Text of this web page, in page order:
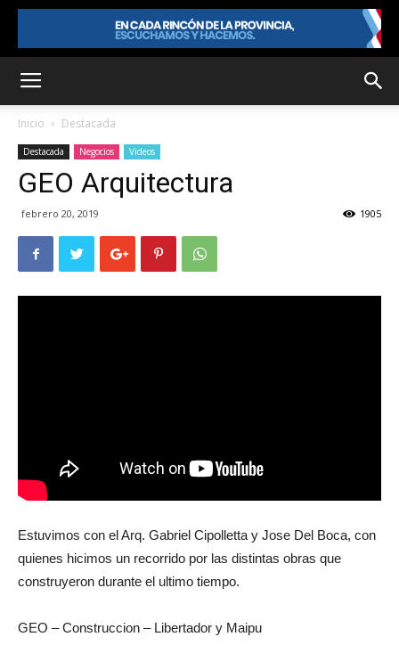
Inicio Destacada
Destacada Negocios Videos
GEO Arquitectura
febrero 20, 2019 1905
Estuvimos con el Arq. Gabriel Cipolletta y Jose Del Boca, con
quienes hicimos un recorrido por las distintas obras que
construyeron durante el ultimo tiempo.
GEO – Construccion – Libertador y Maipu